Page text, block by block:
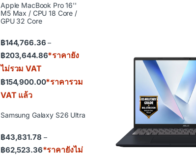
Apple MacBook Pro 16''
M5 Max / CPU 18 Core /
GPU 32 Core
฿144,766.36 –
฿203,644.86Price range: ฿144,766.36 through ฿203,644.86
*ราคายัง
ไม่รวม VAT
฿154,900.00*ราคารวม
VAT แล้ว
Samsung Galaxy S26 Ultra
฿43,831.78 –
฿62,523.36Price range: ฿43,831.78 through ฿62,523.36
*ราคายังไม่